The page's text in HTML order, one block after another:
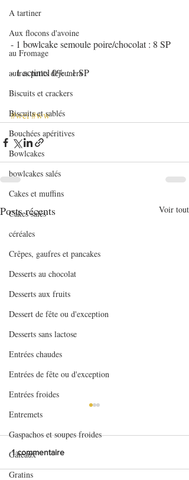
A tartiner
Aux flocons d'avoine
au Fromage
autres petits déjeuners
Biscuits et crackers
Biscuits et sablés
Bouchées apéritives
Bowlcakes
bowlcakes salés
Cakes et muffins
Cakes salés
céréales
Crêpes, gaufres et pancakes
Desserts au chocolat
Desserts aux fruits
Dessert de fête ou d'exception
Desserts sans lactose
Entrées chaudes
Entrées de fête ou d'exception
Entrées froides
Entremets
Gaspachos et soupes froides
Gâteaux
Gratins
- 1 bowlcake semoule poire/chocolat : 8 SP
- 1 actimel 0% : 1 SP
#wei#ww
Posts récents Voir tout
1 commentaire